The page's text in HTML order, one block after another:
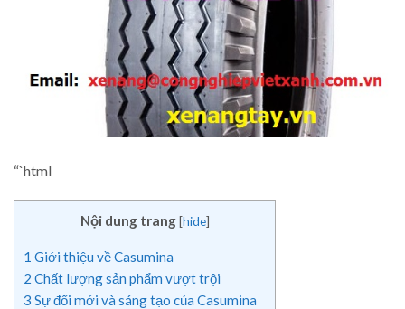
“`html
Nội dung trang [hide]
1 Giới thiệu về Casumina
2 Chất lượng sản phẩm vượt trội
3 Sự đổi mới và sáng tạo của Casumina